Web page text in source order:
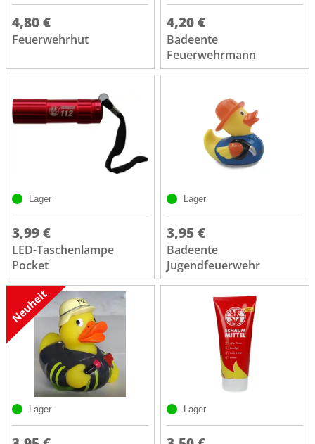
4,80 €
Feuerwehrhut
4,20 €
Badeente
Feuerwehrmann
Lager
3,99 €
LED-Taschenlampe
Pocket
Lager
3,95 €
Badeente
Jugendfeuerwehr
Lager Lager